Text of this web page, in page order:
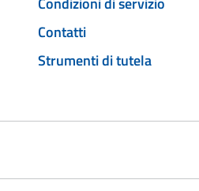
Contatti
Strumenti di tutela